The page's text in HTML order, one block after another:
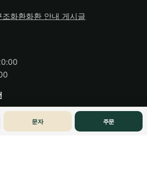
조화환화환 안내 게시글
문자 주문